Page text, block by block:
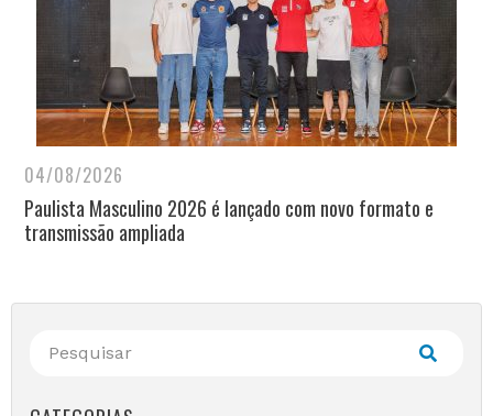
04/08/2026
Paulista Masculino 2026 é lançado com novo formato e
transmissão ampliada